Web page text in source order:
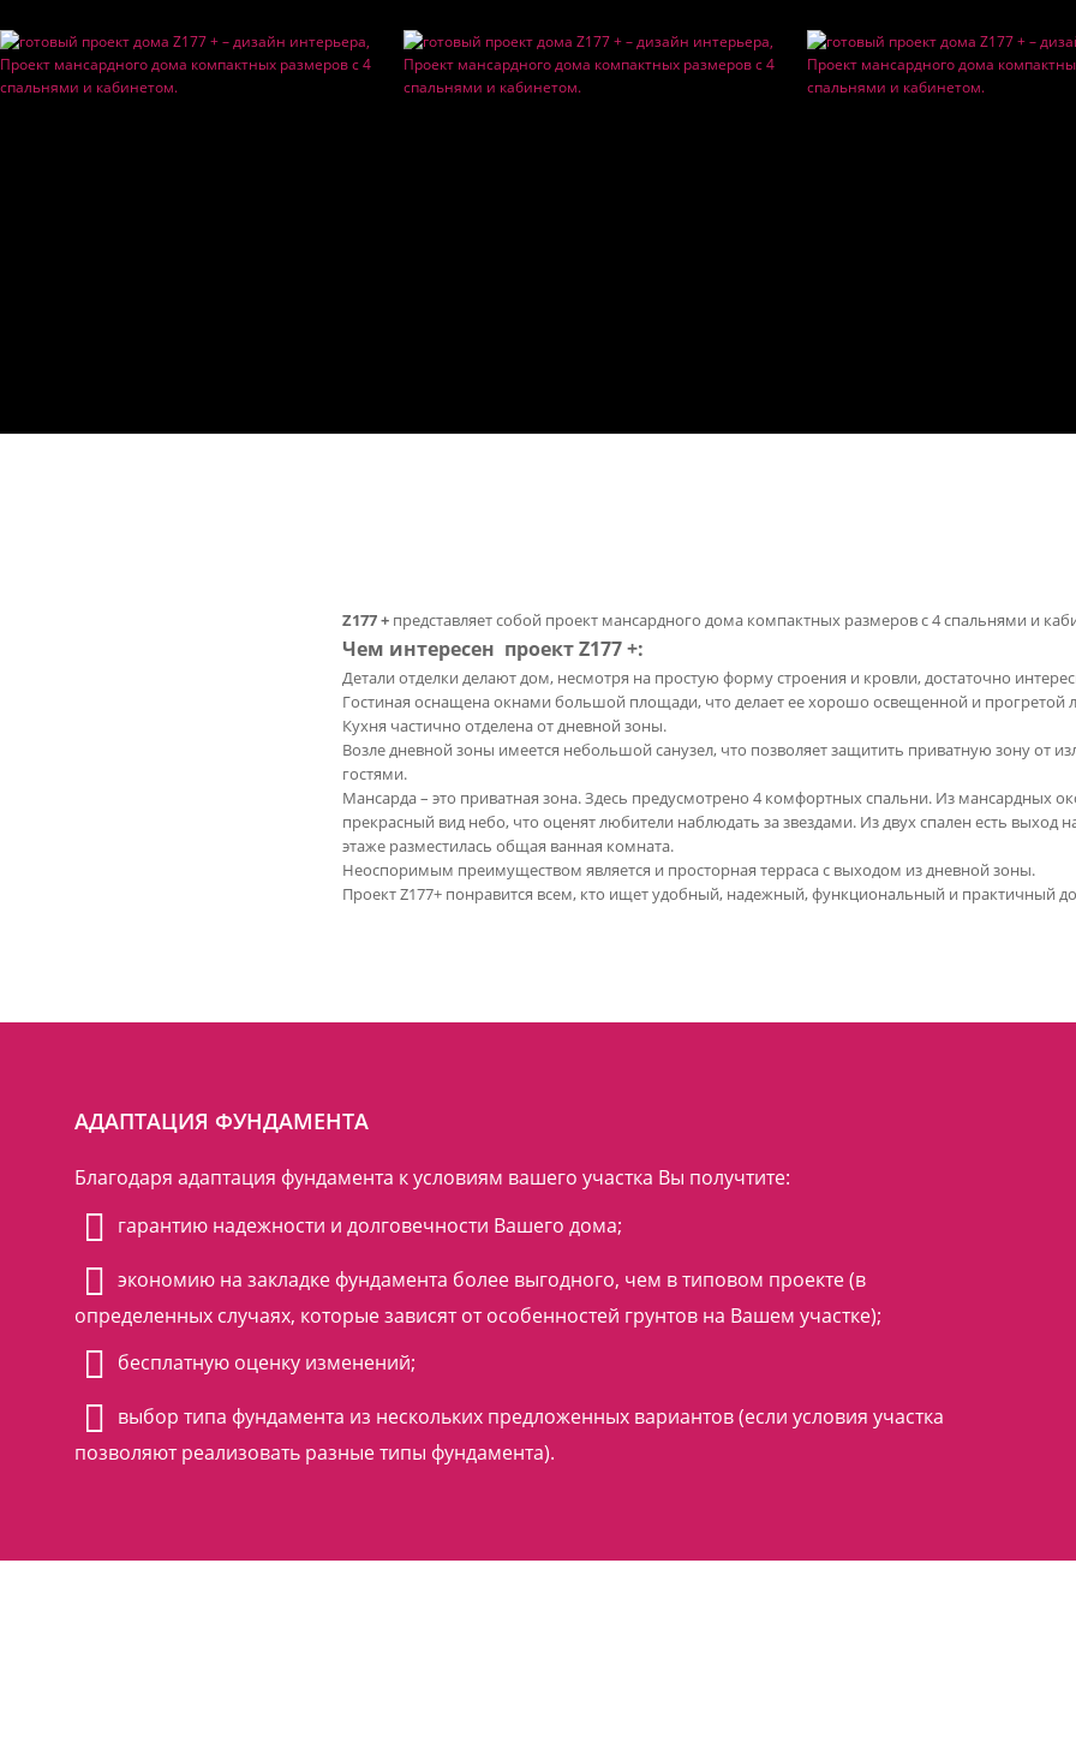
Z177 + представляет собой проект мансардного дома компактных размеров с 4 спальнями и
Чем интересен проект Z177 +:
Детали отделки делают дом, несмотря на простую форму строения и кровли, достаточно
Гостиная оснащена окнами большой площади, что делает ее хорошо освещенной и прогретой
Кухня частично отделена от дневной зоны.
Возле дневной зоны имеется небольшой санузел, что позволяет защитить приватную зону от
гостями.
Мансарда – это приватная зона. Здесь предусмотрено 4 комфортных спальни. Из мансардных
прекрасный вид небо, что оценят любители наблюдать за звездами. Из двух спален есть выход
этаже разместилась общая ванная комната.
Неоспоримым преимуществом является и просторная терраса с выходом из дневной зоны.
Проект Z177+ понравится всем, кто ищет удобный, надежный, функциональный и практичный
АДАПТАЦИЯ ФУНДАМЕНТА
Благодаря адаптация фундамента к условиям вашего участка Вы получтите:
гарантию надежности и долговечности Вашего дома;
экономию на закладке фундамента более выгодного, чем в типовом проекте (в
определенных случаях, которые зависят от особенностей грунтов на Вашем участке);
бесплатную оценку изменений;
выбор типа фундамента из нескольких предложенных вариантов (если условия участка
позволяют реализовать разные типы фундамента).